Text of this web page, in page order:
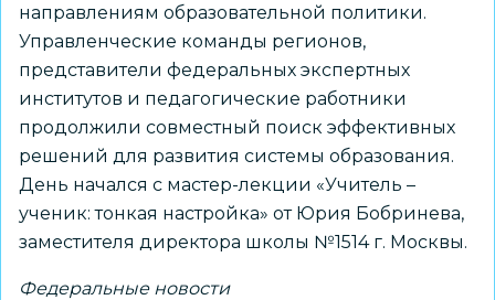
форуме
направлениям образовательной политики.
Управленческие команды регионов,
представители федеральных экспертных
институтов и педагогические работники
продолжили совместный поиск эффективных
решений для развития системы образования.
День начался с мастер-лекции «Учитель –
ученик: тонкая настройка» от Юрия Бобринева,
заместителя директора школы №1514 г. Москвы.
Федеральные новости